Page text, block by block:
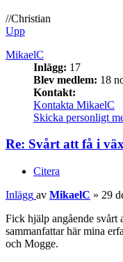
//Christian
Upp
MikaelC
Inlägg: 17
Blev medlem: 18
Kontakt:
Kontakta MikaelC
Skicka personligt
Re: Svårt att få i
Citera
Inlägg av MikaelC » 29
Fick hjälp angående svårt
sammanfattar här mina
och Mogge.